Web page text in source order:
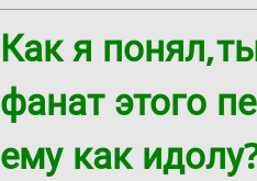
Как я
фанат этого
ему как